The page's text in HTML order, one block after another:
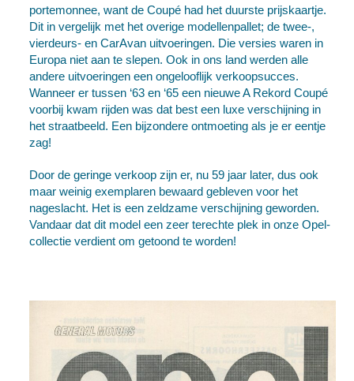
portemonnee, want de Coupé had het duurste prijskaartje.
Dit in vergelijk met het overige modellenpallet; de twee-,
vierdeurs- en CarAvan uitvoeringen. Die versies waren in
Europa niet aan te slepen. Ook in ons land werden alle
andere uitvoeringen een ongelooflijk verkoopsucces.
Wanneer er tussen ‘63 en ‘65 een nieuwe A Rekord Coupé
voorbij kwam rijden was dat best een luxe verschijning in
het straatbeeld. Een bijzondere ontmoeting als je er eentje
zag!
Door de geringe verkoop zijn er, nu 59 jaar later, dus ook
maar weinig exemplaren bewaard gebleven voor het
nageslacht. Het is een zeldzame verschijning geworden.
Vandaar dat dit model een zeer terechte plek in onze Opel-
collectie verdient om getoond te worden!